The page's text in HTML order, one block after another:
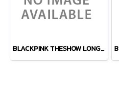
BLACKPINK THESHOW LONG SLEEVE T-SHIRTS_TYPE 2